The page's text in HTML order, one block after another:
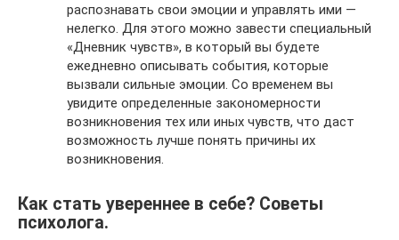
распознавать свои эмоции и управлять ими —
нелегко. Для этого можно завести специальный
«Дневник чувств», в который вы будете
ежедневно описывать события, которые
вызвали сильные эмоции. Со временем вы
увидите определенные закономерности
возникновения тех или иных чувств, что даст
возможность лучше понять причины их
возникновения.
Как стать увереннее в себе? Советы
психолога.